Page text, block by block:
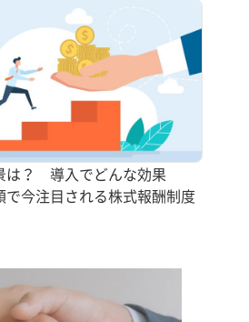
は？ 導入でどんな効果
今注目される株式報酬制度